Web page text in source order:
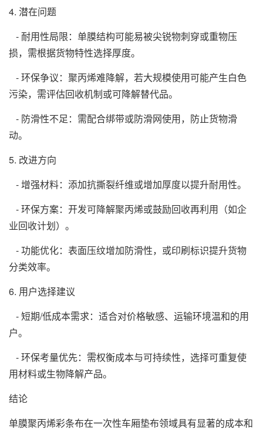
4. 潜在问题
- 耐用性局限：单膜结构可能易被尖锐物刺穿或重物压
损，需根据货物特性选择厚度。
- 环保争议：聚丙烯难降解，若大规模使用可能产生白色
污染，需评估回收机制或可降解替代品。
- 防滑性不足：需配合绑带或防滑网使用，防止货物滑
动。
5. 改进方向
- 增强材料：添加抗撕裂纤维或增加厚度以提升耐用性。
- 环保方案：开发可降解聚丙烯或鼓励回收再利用（如企
业回收计划）。
- 功能优化：表面压纹增加防滑性，或印刷标识提升货物
分类效率。
6. 用户选择建议
- 短期/低成本需求：适合对价格敏感、运输环境温和的用
户。
- 环保考量优先：需权衡成本与可持续性，选择可重复使
用材料或生物降解产品。
结论
单膜聚丙烯彩条布在一次性车厢垫布领域具有显著的成本和